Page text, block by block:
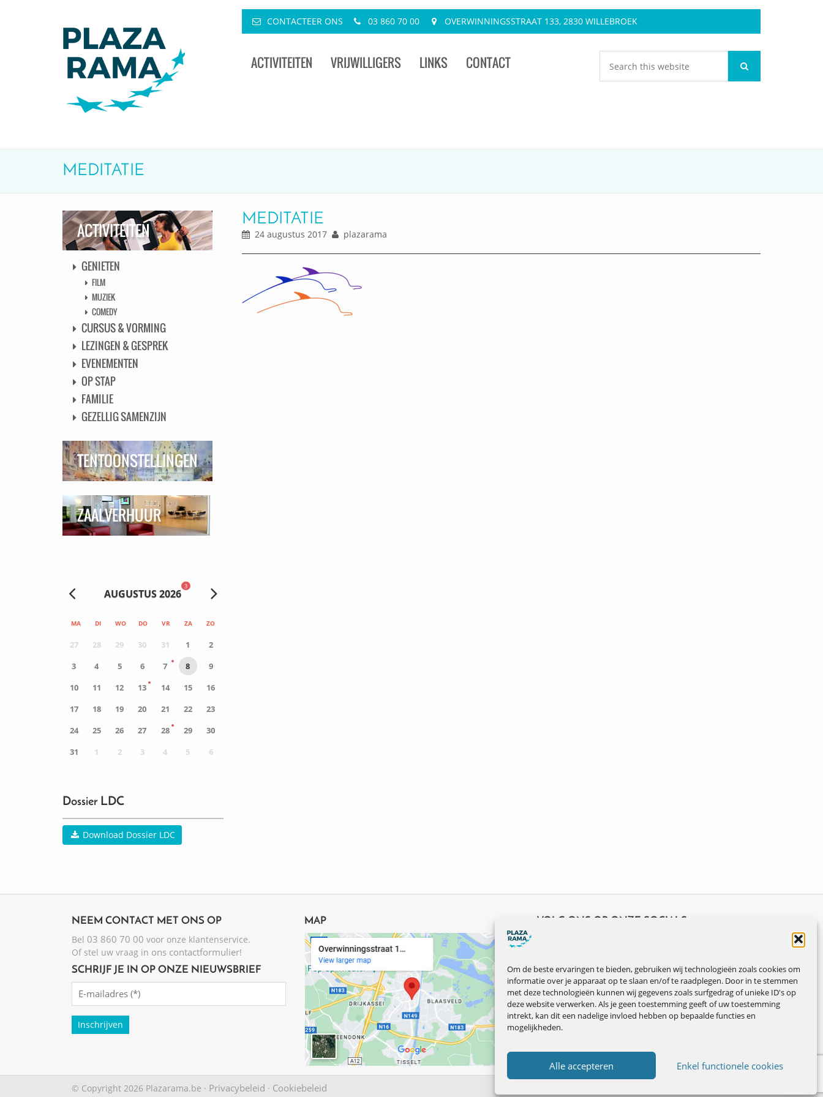
Om de beste ervaringen te bieden, gebruiken wij technologieën zoals cookies om
informatie over je apparaat op te slaan en/of te raadplegen. Door in te stemmen
met deze technologieën kunnen wij gegevens zoals surfgedrag of unieke ID's op
deze website verwerken. Als je geen toestemming geeft of uw toestemming
intrekt, kan dit een nadelige invloed hebben op bepaalde functies en
mogelijkheden.
Alle accepteren Enkel functionele cookies
CONTACTEER ONS 03 860 70 00 OVERWINNINGSSTRAAT 133, 2830 WILLEBROEK
ACTIVITEITEN VRIJWILLIGERS LINKS CONTACT
MEDITATIE
ACTIVITEITEN
GENIETEN
FILM
MUZIEK
COMEDY
CURSUS & VORMING
LEZINGEN & GESPREK
EVENEMENTEN
OP STAP
FAMILIE
GEZELLIG SAMENZIJN
TENTOONSTELLINGEN
ZAALVERHUUR
AUGUSTUS 2026
3
MA DI WO DO VR ZA ZO
27 28 29 30 31 1
2
3
4 5 6 7 8
9
10
11 12 13 14 15
16
17
18 19 20 21 22
23
24
25 26 27 28 29
30
31
1 2 3 4 5 6
Dossier LDC
Download Dossier LDC
MEDITATIE
24 augustus 2017 plazarama
NEEM CONTACT MET ONS OP
Bel 03 860 70 00 voor onze klantenservice.
Of stel uw vraag in ons contactformulier!
SCHRIJF JE IN OP ONZE NIEUWSBRIEF
Emailadres
MAP VOLG ONS OP ONZE SOCIALS
© Copyright 2026 Plazarama.be · Privacybeleid · Cookiebeleid